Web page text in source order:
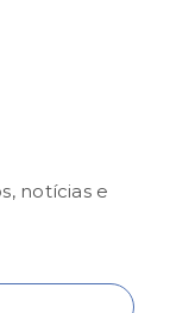
notícias e